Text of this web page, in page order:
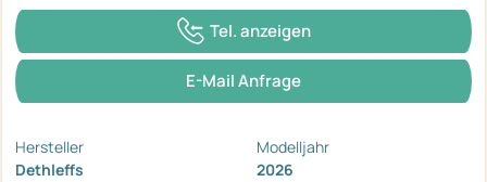
Tel. anzeigen
E-Mail Anfrage
Hersteller
Dethleffs
Modelljahr
2026